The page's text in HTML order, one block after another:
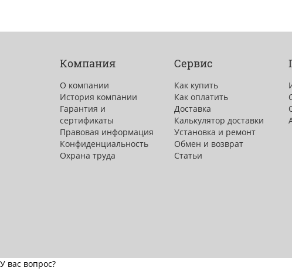
Компания
О компании
История компании
Гарантия и
сертификаты
Правовая информация
Конфиденциальность
Охрана труда
Сервис
Как купить
Как оплатить
Доставка
Калькулятор доставки
Установка и ремонт
Обмен и возврат
Статьи
У вас вопрос?